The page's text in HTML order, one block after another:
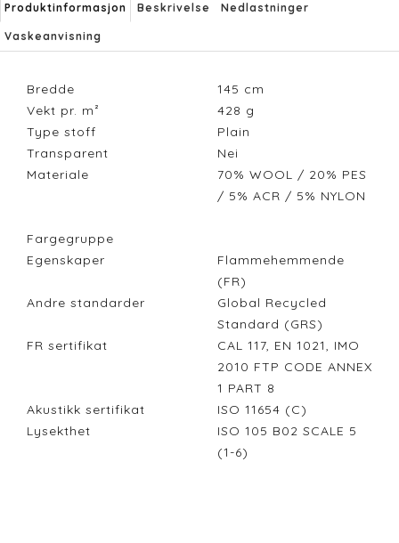
Produktinformasjon Beskrivelse Nedlastninger
Vaskeanvisning
Bredde 145 cm
Vekt pr. m²
428 g
Type stoff
Plain
Transparent
Nei
Materiale
70% WOOL / 20% PES
/ 5% ACR / 5% NYLON
Fargegruppe
Egenskaper
Flammehemmende
(FR)
Andre standarder
Global Recycled
Standard (GRS)
FR sertifikat
CAL 117, EN 1021, IMO
2010 FTP CODE ANNEX
1 PART 8
Akustikk sertifikat
ISO 11654 (C)
Lysekthet
ISO 105 B02 SCALE 5
(1-6)